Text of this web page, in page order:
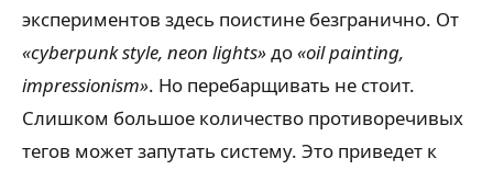
экспериментов здесь поистине безгранично. От
«cyberpunk style, neon lights»до«oil painting,
impressionism». Но перебарщивать не стоит.
Слишком большое количество противоречивых
тегов может запутать систему. Это приведет к